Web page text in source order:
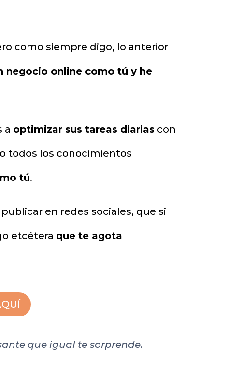
como siempre digo, lo anterior
negocio online como tú y he
a optimizar sus tareas diarias con
todos los conocimientos
tú.
en redes sociales, que si
etcétera que te agota
que igual te sorprende.